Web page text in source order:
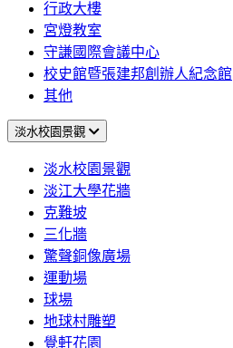
行政大樓
宮燈教室
守謙國際會議中心
校史館暨張建邦創辦人紀念館
其他
淡水校園景觀
淡水校園景觀
淡江大學花牆
克難坡
三化牆
驚聲銅像廣場
運動場
球場
地球村雕塑
覺軒花園